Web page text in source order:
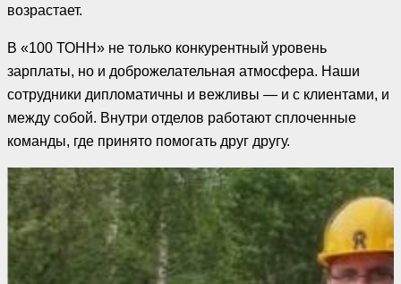
возрастает.
В «100 ТОНН» не только конкурентный уровень
зарплаты, но и доброжелательная атмосфера. Наши
сотрудники дипломатичны и вежливы — и с клиентами, и
между собой. Внутри отделов работают сплоченные
команды, где принято помогать друг другу.